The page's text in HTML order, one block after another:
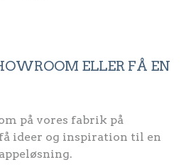
ELLER FÅ EN
på vores fabrik på
ideer og inspiration til en